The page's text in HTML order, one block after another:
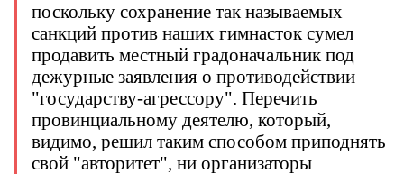
поскольку сохранение так называемых
санкций против наших гимнасток сумел
продавить местный градоначальник под
дежурные заявления о противодействии
"государству-агрессору". Перечить
провинциальному деятелю, который,
видимо, решил таким способом приподнять
свой "авторитет", ни организаторы